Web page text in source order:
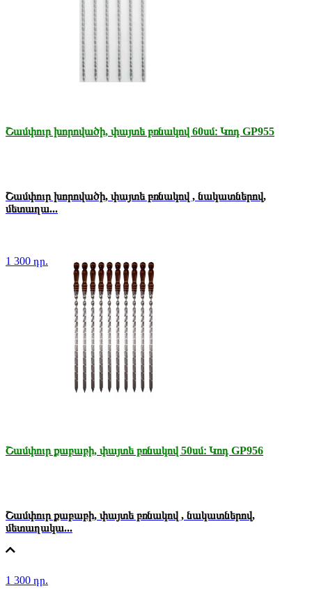
Շամփուր խորովածի, փայտե բռնակով 60սմ։ Կոդ GP955
Շամփուր խորովածի, փայտե բռնակով , նակատներով,
մետաղա...
1 300 դր.
Շամփուր քաբաբի, փայտե բռնակով 50սմ։ Կոդ GP956
Շամփուր քաբաբի, փայտե բռնակով , նակատներով,
մետաղակա...
1 300 դր.